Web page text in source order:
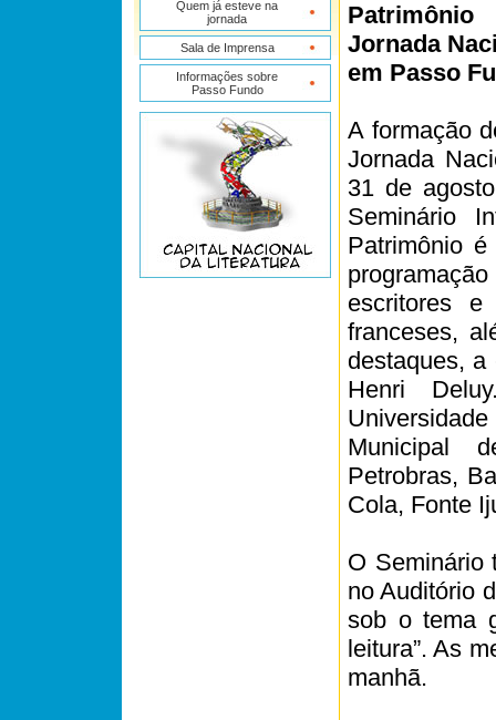
Quem já esteve na
jornada
Sala de Imprensa
Informações sobre
Passo Fundo
Jornada
em Passo
A formação
Jornada
31 de
Seminário
Patrimônio
escritores e
franceses,
destaques,
Henri
Municipal
Petrobras,
Cola, Fonte
O Seminário
no Auditório
sob o tema
leitura”. As
manhã.